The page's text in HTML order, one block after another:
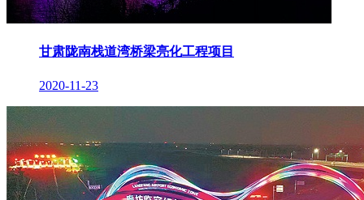
甘肃陇南栈道湾桥梁亮化工程项目
2020-11-23